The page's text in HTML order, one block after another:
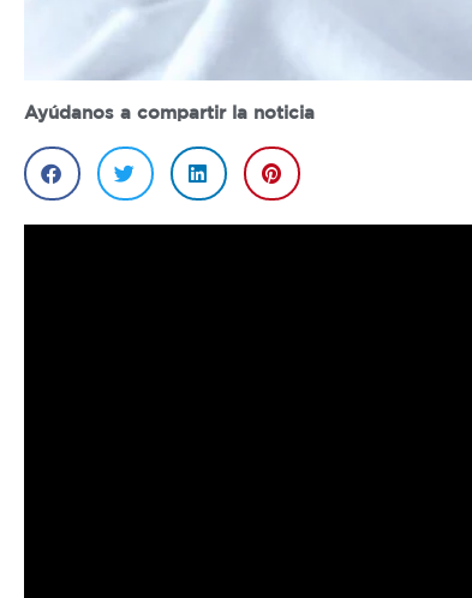
Ayúdanos a compartir la noticia